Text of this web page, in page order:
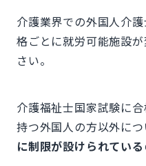
介護業界での外国人介
格ごとに就労可能施設
さい。
介護福祉士国家試験に
持つ外国人の方以外につ
に制限が設けられている